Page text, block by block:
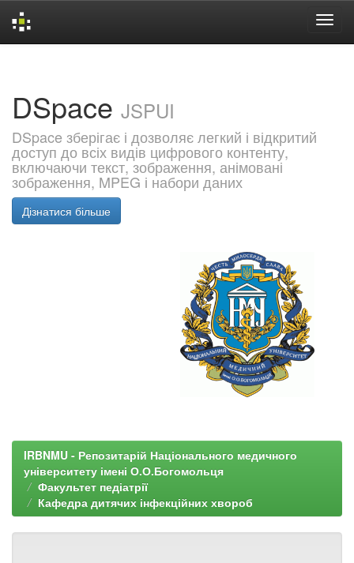
DSpace JSPUI
DSpace зберігає і дозволяє легкий і відкритий
доступ до всіх видів цифрового контенту,
включаючи текст, зображення, анімовані
зображення, MPEG і набори даних
Дізнатися більше
IRBNMU - Репозитарій Національного медичного
університету імені О.О.Богомольця
Факультет педіатрії
Кафедра дитячих інфекційних хвороб